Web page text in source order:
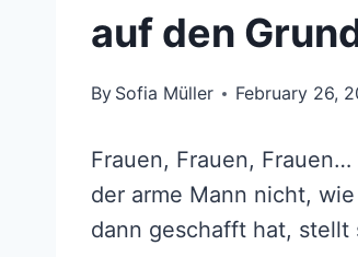
auf den
By Sofia Müller February 26,
Frauen, Frauen,
der arme Mann nicht,
dann geschafft hat, stellt